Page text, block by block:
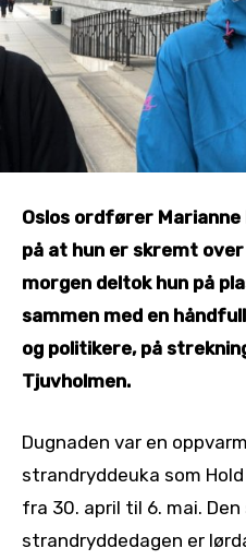
Oslos ordfører Marianne
på at hun er skremt
morgen deltok hun på
sammen med en
og politikere, på
Tjuvholmen.
Dugnaden var en
strandryddeuka som
fra 30. april til 6. mai.
strandryddedagen er